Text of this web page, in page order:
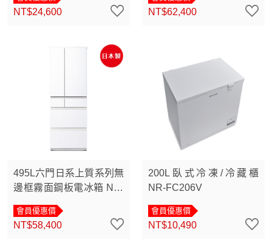
NT$24,600 NT$62,400
495L六門日系上質系列無
邊框霧面鋼板電冰箱 NR-
會員優惠價
NT$58,400
200L臥式冷凍/冷藏櫃
NR-FC206V
會員優惠價
NT$10,490